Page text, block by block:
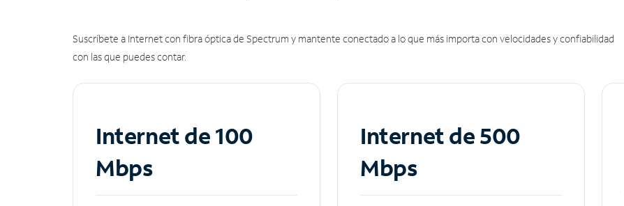
Suscríbete a Internet con fibra óptica de Spectrum y mantente conectado a lo que más importa con velocidades y confiabilidad
con las que puedes contar.
Internet de 100
Mbps
Internet de 500
Mbps